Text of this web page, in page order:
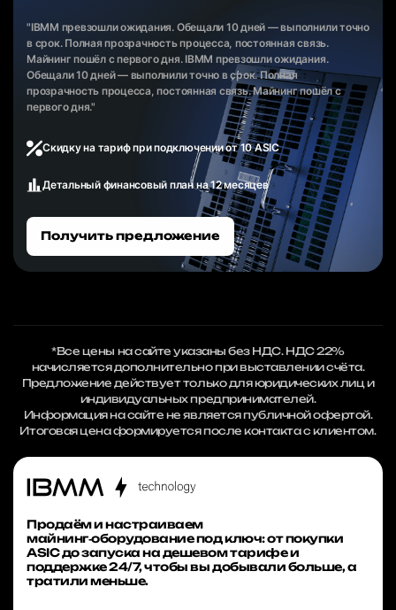
"IBMM превзошли ожидания. Обещали 10 дней — выполнили точно
в срок. Полная прозрачность процесса, постоянная связь.
Майнинг пошёл с первого дня. IBMM превзошли ожидания.
Обещали 10 дней — выполнили точно в срок. Полная
прозрачность процесса, постоянная связь. Майнинг пошёл с
первого дня."
Скидку на тариф при подключении от 10 ASIC
Детальный финансовый план на 12 месяцев
Получить предложение
*Все цены на сайте указаны без НДС. НДС 22%
начисляется дополнительно при выставлении счёта.
Предложение действует только для юридических лиц и
индивидуальных предпринимателей.
Информация на сайте не является публичной офертой.
Итоговая цена формируется после контакта с клиентом.
Продаём и настраиваем
майнинг‑оборудование под ключ: от покупки
ASIC до запуска на дешевом тарифе и
поддержке 24/7, чтобы вы добывали больше, а
тратили меньше.